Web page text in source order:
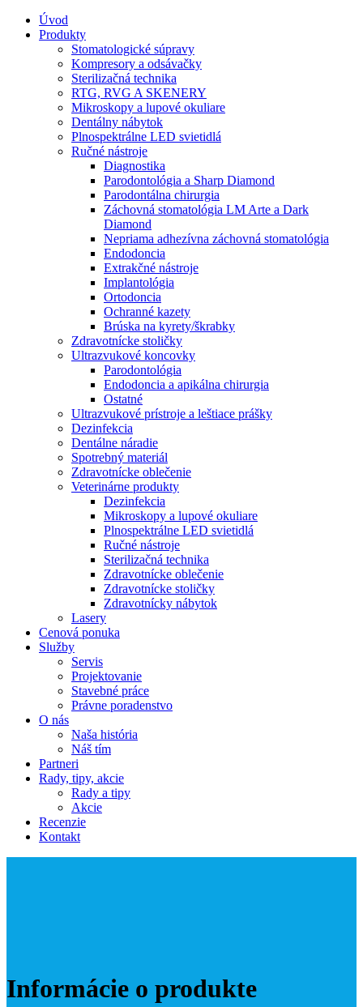
Úvod
Produkty
Stomatologické súpravy
Kompresory a odsávačky
Sterilizačná technika
RTG, RVG A SKENERY
Mikroskopy a lupové okuliare
Dentálny nábytok
Plnospektrálne LED svietidlá
Ručné nástroje
Diagnostika
Parodontológia a Sharp Diamond
Parodontálna chirurgia
Záchovná stomatológia LM Arte a Dark
Diamond
Nepriama adhezívna záchovná stomatológia
Endodoncia
Extrakčné nástroje
Implantológia
Ortodoncia
Ochranné kazety
Brúska na kyrety/škrabky
Zdravotnícke stoličky
Ultrazvukové koncovky
Parodontológia
Endodoncia a apikálna chirurgia
Ostatné
Ultrazvukové prístroje a leštiace prášky
Dezinfekcia
Dentálne náradie
Spotrebný materiál
Zdravotnícke oblečenie
Veterinárne produkty
Dezinfekcia
Mikroskopy a lupové okuliare
Plnospektrálne LED svietidlá
Ručné nástroje
Sterilizačná technika
Zdravotnícke oblečenie
Zdravotnícke stoličky
Zdravotnícky nábytok
Lasery
Cenová ponuka
Služby
Servis
Projektovanie
Stavebné práce
Právne poradenstvo
O nás
Naša história
Náš tím
Partneri
Rady, tipy, akcie
Rady a tipy
Akcie
Recenzie
Kontakt
Informácie o produkte